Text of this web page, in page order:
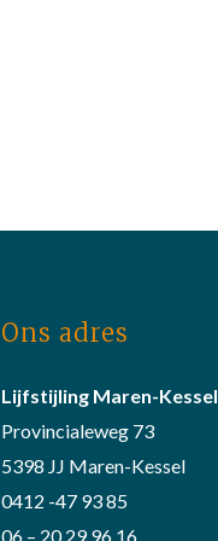
Ons adres
Lijfstijling Maren-Kessel
Provincialeweg 73
5398 JJ Maren-Kessel
0412 -47 93 85
06 – 20 29 96 16